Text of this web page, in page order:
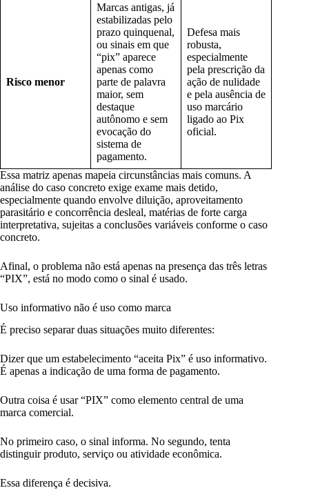
Risco menor
Marcas antigas, já
estabilizadas pelo
prazo quinquenal,
ou sinais em que
“pix” aparece
apenas como
parte de palavra
maior, sem
destaque
autônomo e sem
evocação do
sistema de
pagamento.
Defesa mais
robusta,
especialmente
pela prescrição da
ação de nulidade
e pela ausência de
uso marcário
ligado ao Pix
oficial.
Essa matriz apenas mapeia circunstâncias mais comuns. A
análise do caso concreto exige exame mais detido,
especialmente quando envolve diluição, aproveitamento
parasitário e concorrência desleal, matérias de forte carga
interpretativa, sujeitas a conclusões variáveis conforme o caso
concreto.
Afinal, o problema não está apenas na presença das três letras
“PIX”, está no modo como o sinal é usado.
Uso informativo não é uso como marca
É preciso separar duas situações muito diferentes:
Dizer que um estabelecimento “aceita Pix” é uso informativo.
É apenas a indicação de uma forma de pagamento.
Outra coisa é usar “PIX” como elemento central de uma
marca comercial.
No primeiro caso, o sinal informa. No segundo, tenta
distinguir produto, serviço ou atividade econômica.
Essa diferença é decisiva.